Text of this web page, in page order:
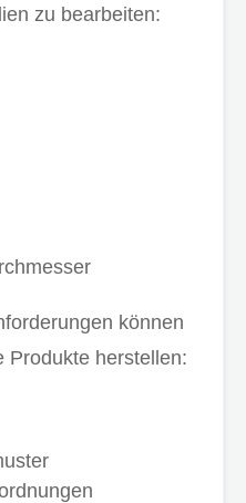
zu bearbeiten:
können
Produkte herstellen: